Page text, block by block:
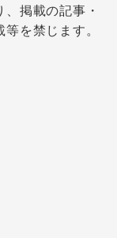
掲載の記事・
を禁じます。